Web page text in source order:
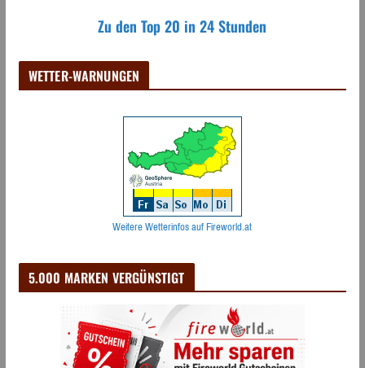
Zu den Top 20 in 24 Stunden
WETTER-WARNUNGEN
Weitere Wetterinfos auf Fireworld.at
5.000 MARKEN VERGÜNSTIGT